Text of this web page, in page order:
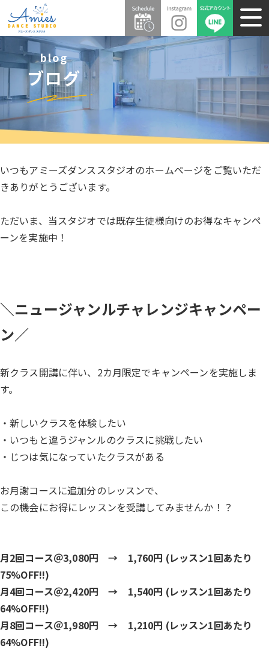
blog
ブログ
いつもアミーズダンススタジオのホームページをご覧いただ
きありがとうございます。
ただいま、当スタジオでは既存生徒様向けのお得なキャンペ
ーンを実施中！
＼ニュージャンルチャレンジキャンペー
ン／
新クラス開講に伴い、2カ月限定でキャンペーンを実施しま
す。
・新しいクラスを体験したい
・いつもと違うジャンルのクラスに挑戦したい
・じつは気になっていたクラスがある
お月謝コースに追加分のレッスンで、
この機会にお得にレッスンを受講してみませんか！？
月2回コース＠3,080円 → 1,760円 (レッスン1回あたり
75%OFF!!)
月4回コース＠2,420円 → 1,540円 (レッスン1回あたり
64%OFF!!)
月8回コース＠1,980円 → 1,210円 (レッスン1回あたり
64%OFF!!)